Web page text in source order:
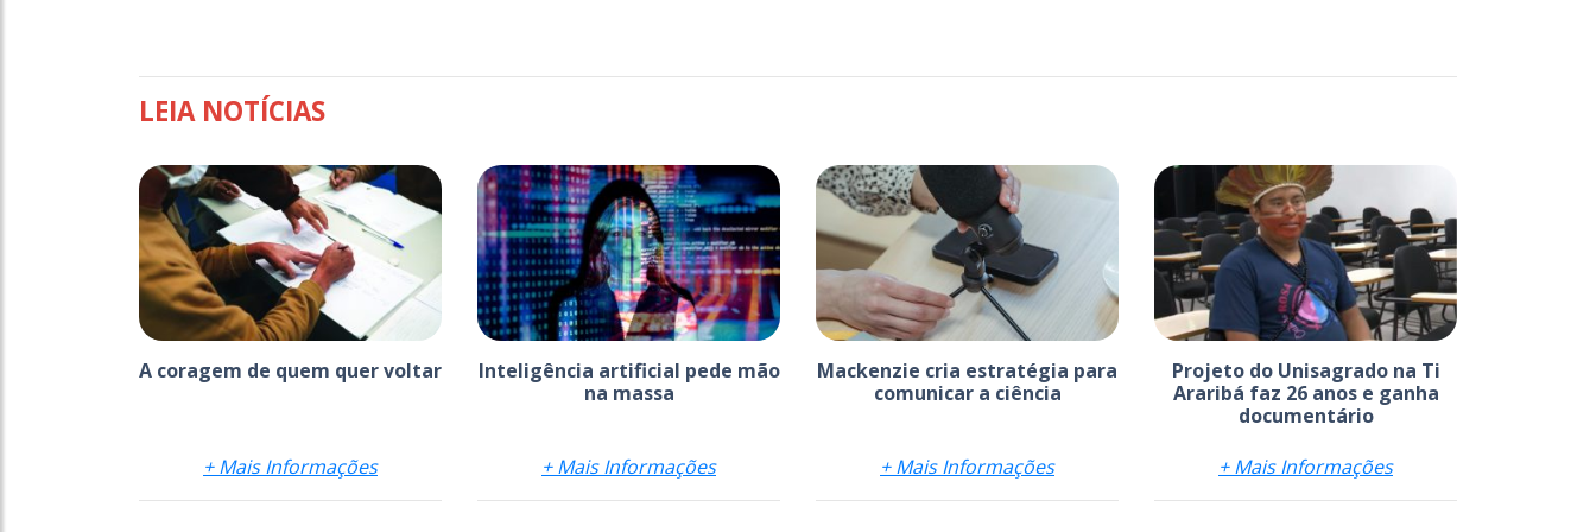
LEIA NOTÍCIAS
A coragem de quem quer voltar
+ Mais Informações
Inteligência artificial pede mão
na massa
+ Mais Informações
Mackenzie cria estratégia para
comunicar a ciência
+ Mais Informações
Projeto do Unisagrado na Ti
Araribá faz 26 anos e ganha
documentário
+ Mais Informações